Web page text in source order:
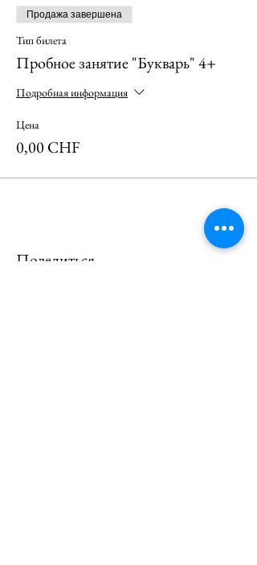
Продажа завершена
Тип билета
Пробное занятие "Букварь" 4+
Подробная информация
Цена
0,00 CHF
Поделиться